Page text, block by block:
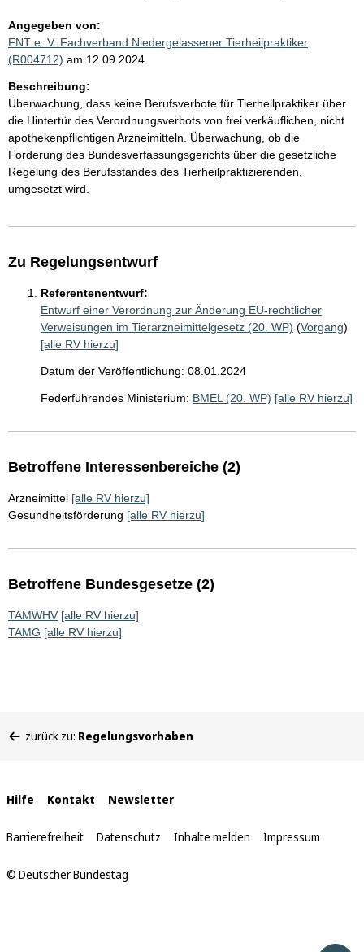
Angegeben von:
FNT e. V. Fachverband Niedergelassener Tierheilpraktiker
(R004712) am 12.09.2024
Beschreibung:
Überwachung, dass keine Berufsverbote für Tierheilpraktiker über
die Hintertür des Verordnungsverbots von frei verkäuflichen, nicht
apothekenpflichtigen Arzneimitteln. Überwachung, ob die
Forderung des Bundesverfassungsgerichts über die gesetzliche
Regelung des Berufsstandes des Tierheilpraktizierenden,
umgesetzt wird.
Zu Regelungsentwurf
Referentenentwurf:
Entwurf einer Verordnung zur Änderung EU-rechtlicher
Verweisungen im Tierarzneimittelgesetz (20. WP) (Vorgang)
[alle RV hierzu]
Datum der Veröffentlichung: 08.01.2024
Federführendes Ministerium: BMEL (20. WP) [alle RV hierzu]
Betroffene Interessenbereiche (2)
Arzneimittel [alle RV hierzu]
Gesundheitsförderung [alle RV hierzu]
Betroffene Bundesgesetze (2)
TAMWHV [alle RV hierzu]
TAMG [alle RV hierzu]
befinden
zurück zu: Regelungsvorhaben
Interne
Links
Hilfe Kontakt Newsletter
Barrierefreiheit Datenschutz Inhalte melden Impressum
© Deutscher Bundestag